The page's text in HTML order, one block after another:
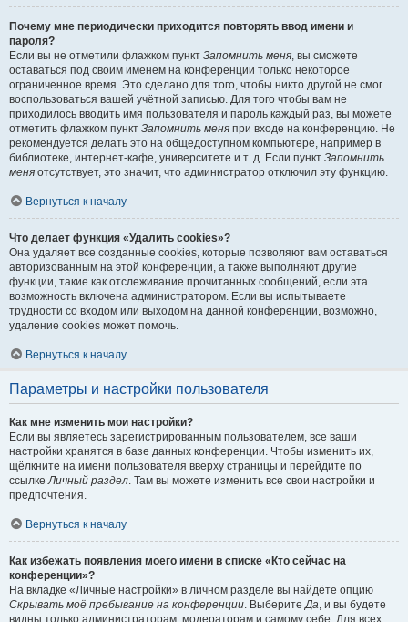
Почему мне периодически приходится повторять ввод имени и
пароля?
Если вы не отметили флажком пункт Запомнить меня, вы сможете
оставаться под своим именем на конференции только некоторое
ограниченное время. Это сделано для того, чтобы никто другой не смог
воспользоваться вашей учётной записью. Для того чтобы вам не
приходилось вводить имя пользователя и пароль каждый раз, вы можете
отметить флажком пункт Запомнить меня при входе на конференцию. Не
рекомендуется делать это на общедоступном компьютере, например в
библиотеке, интернет-кафе, университете и т. д. Если пункт Запомнить
меня отсутствует, это значит, что администратор отключил эту функцию.
Вернуться к началу
Что делает функция «Удалить cookies»?
Она удаляет все созданные cookies, которые позволяют вам оставаться
авторизованным на этой конференции, а также выполняют другие
функции, такие как отслеживание прочитанных сообщений, если эта
возможность включена администратором. Если вы испытываете
трудности со входом или выходом на данной конференции, возможно,
удаление cookies может помочь.
Вернуться к началу
Параметры и настройки пользователя
Как мне изменить мои настройки?
Если вы являетесь зарегистрированным пользователем, все ваши
настройки хранятся в базе данных конференции. Чтобы изменить их,
щёлкните на имени пользователя вверху страницы и перейдите по
ссылкеЛичный раздел. Там вы можете изменить все свои настройки и
предпочтения.
Вернуться к началу
Как избежать появления моего имени в списке «Кто сейчас на
конференции»?
На вкладке «Личные настройки» в личном разделе вы найдёте опцию
Скрывать моё пребывание на конференции. ВыберитеДа, и вы будете